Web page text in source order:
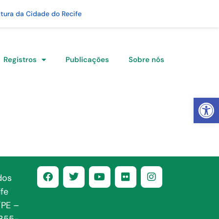
Abrir
da Cidade do Recife
Registros Publicações Sobre nós
–